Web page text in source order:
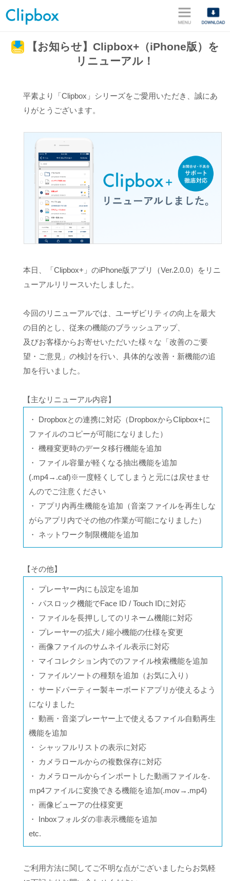
【お知らせ】 Clipbox+（iPhone版）を
リニューアル！
平素より「Clipbox」シリーズをご愛用いただき、誠にあ
りがとうございます。
本日、「Clipbox+」のiPhone版アプリ（Ver.2.0.0）をリニ
ューアルリリースいたしました。
今回のリニューアルでは、ユーザビリティの向上を最大
の目的とし、従来の機能のブラッシュアップ、
及びお客様からお寄せいただいた様々な「改善のご要
望・ご意見」の検討を行い、具体的な改善・新機能の追
加を行いました。
【主なリニューアル内容】
・ Dropboxとの連携に対応（DropboxからClipbox+に
ファイルのコピーが可能になりました）
・ 機種変更時のデータ移行機能を追加
・ ファイル容量が軽くなる抽出機能を追加
(.mp4→.caf)※一度軽くしてしまうと元には戻せませ
んのでご注意ください
・ アプリ内再生機能を追加（音楽ファイルを再生しな
がらアプリ内でその他の作業が可能になりました）
・ ネットワーク制限機能を追加
【その他】
・ プレーヤー内にも設定を追加
・ パスロック機能でFace ID / Touch IDに対応
・ ファイルを長押ししてのリネーム機能に対応
・ プレーヤーの拡大 / 縮小機能の仕様を変更
・ 画像ファイルのサムネイル表示に対応
・ マイコレクション内でのファイル検索機能を追加
・ ファイルソートの種類を追加（お気に入り）
・ サードパーティー製キーボードアプリが使えるよう
になりました
・ 動画・音楽プレーヤー上で使えるファイル自動再生
機能を追加
・ シャッフルリストの表示に対応
・ カメラロールからの複数保存に対応
・ カメラロールからインポートした動画ファイルを.
ｍp4ファイルに変換できる機能を追加(.mov→.mp4)
・ 画像ビューアの仕様変更
・ Inboxフォルダの非表示機能を追加
etc.
ご利用方法に関してご不明な点がございましたらお気軽